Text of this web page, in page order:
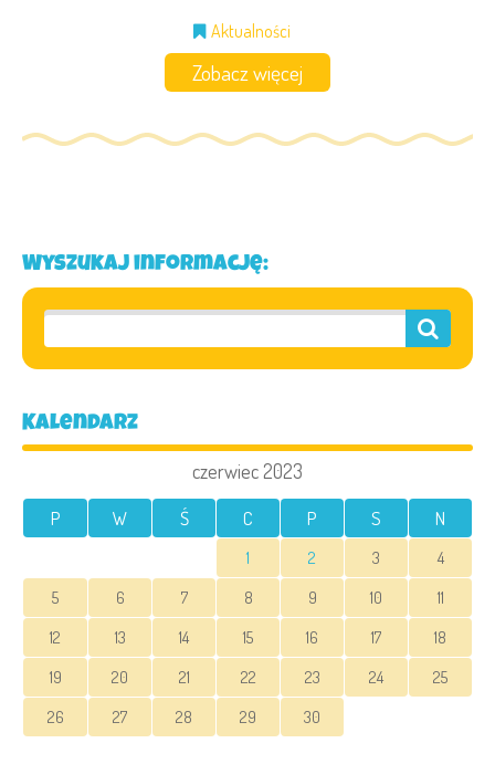
Wyszukaj informację:
Kalendarz
czerwiec 2023
P W Ś C P S N
1 2 3
4
5
6 7 8 9 10
11
12
13 14 15 16 17
18
19
20 21 22 23 24
25
26
27 28 29 30
Aktualności
Zobacz więcej